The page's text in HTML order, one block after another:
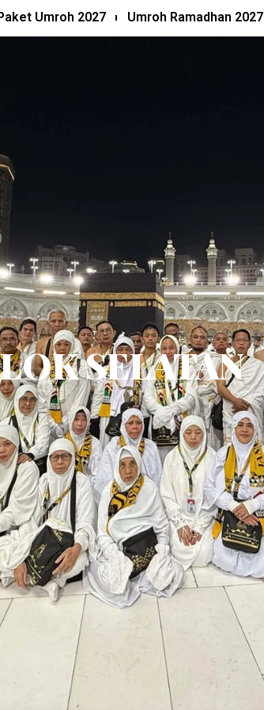
Umroh 2027 Umroh Ramadhan 2027
SELATAN